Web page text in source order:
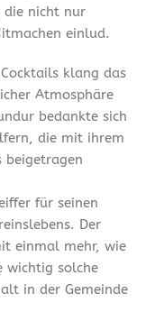
die nicht nur
einlud.
klang das
Atmosphäre
bedankte sich
die mit ihrem
beigetragen
für seinen
Der
einmal mehr, wie
wichtig solche
in der Gemeinde